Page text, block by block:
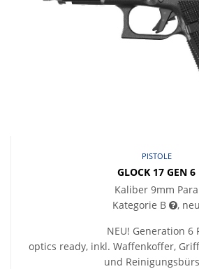
PISTOLE
GLOCK 17 GEN 6
Kaliber 9mm Para
Kategorie B
, neu
NEU! Generation 6
optics ready, inkl. Waffenkoffer,
und